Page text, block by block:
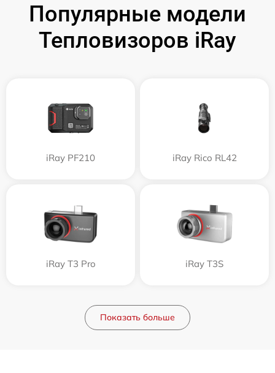
Популярные модели
Тепловизоров iRay
iRay PF210 iRay Rico RL42
iRay T3 Pro iRay T3S
Показать больше